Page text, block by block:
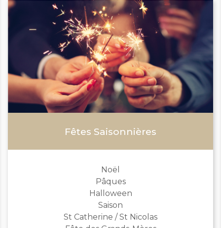
Fêtes Saisonnières
Noël
Pâques
Halloween
Saison
St Catherine / St Nicolas